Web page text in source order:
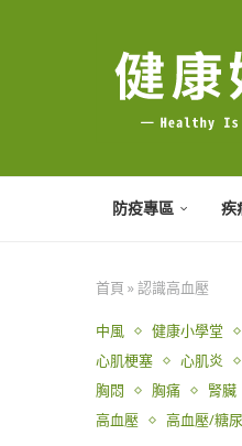
防疫專區 疾
首頁 »認識高血壓
中風 健康小學堂
心肌梗塞
心肌炎
胸悶
胸痛 腎臟
高血壓
高血壓/糖